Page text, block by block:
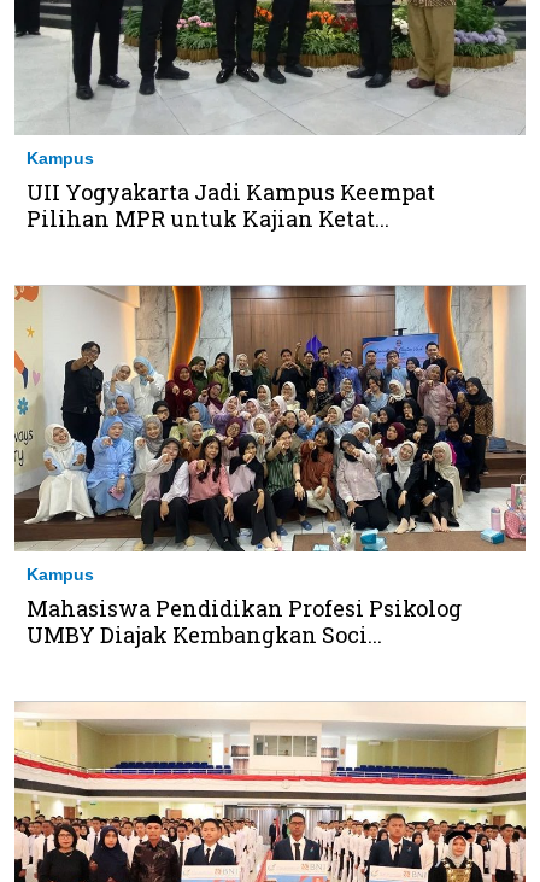
Kampus
UII Yogyakarta Jadi Kampus Keempat
Pilihan MPR untuk Kajian Ketat...
Kampus
Mahasiswa Pendidikan Profesi Psikolog
UMBY Diajak Kembangkan Soci...